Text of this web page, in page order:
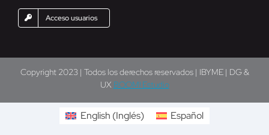
Acceso usuarios
Copyright 2023 | Todos los derechos reservados | IBYME | DG &
UX BOOM! Estudio
English (Inglés) Español